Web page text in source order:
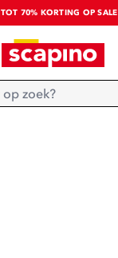
TOT 70% KORTING OP SALE
SALE: LAATSTE KANS!
SHOP NIEUW
Home